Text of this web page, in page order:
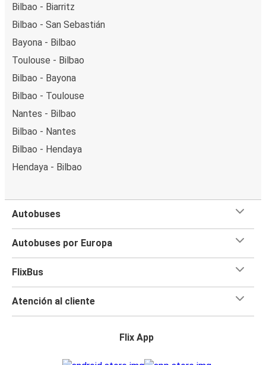
Bilbao - Biarritz
Bilbao - San Sebastián
Bayona - Bilbao
Toulouse - Bilbao
Bilbao - Bayona
Bilbao - Toulouse
Nantes - Bilbao
Bilbao - Nantes
Bilbao - Hendaya
Hendaya - Bilbao
Autobuses
Autobuses por Europa
FlixBus
Atención al cliente
Flix App